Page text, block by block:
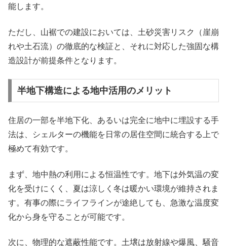
能します。
ただし、山裾での建設においては、土砂災害リスク（崖崩
れや土石流）の徹底的な検証と、それに対応した強固な構
造設計が前提条件となります。
半地下構造による地中活用のメリット
住居の一部を半地下化、あるいは完全に地中に埋設する手
法は、シェルターの機能を日常の居住空間に統合する上で
極めて有効です。
まず、地中熱の利用による恒温性です。地下は外気温の変
化を受けにくく、夏は涼しく冬は暖かい環境が維持されま
す。有事の際にライフラインが途絶しても、急激な温度変
化から身を守ることが可能です。
次に、物理的な遮蔽性能です。土壌は放射線や爆風、騒音